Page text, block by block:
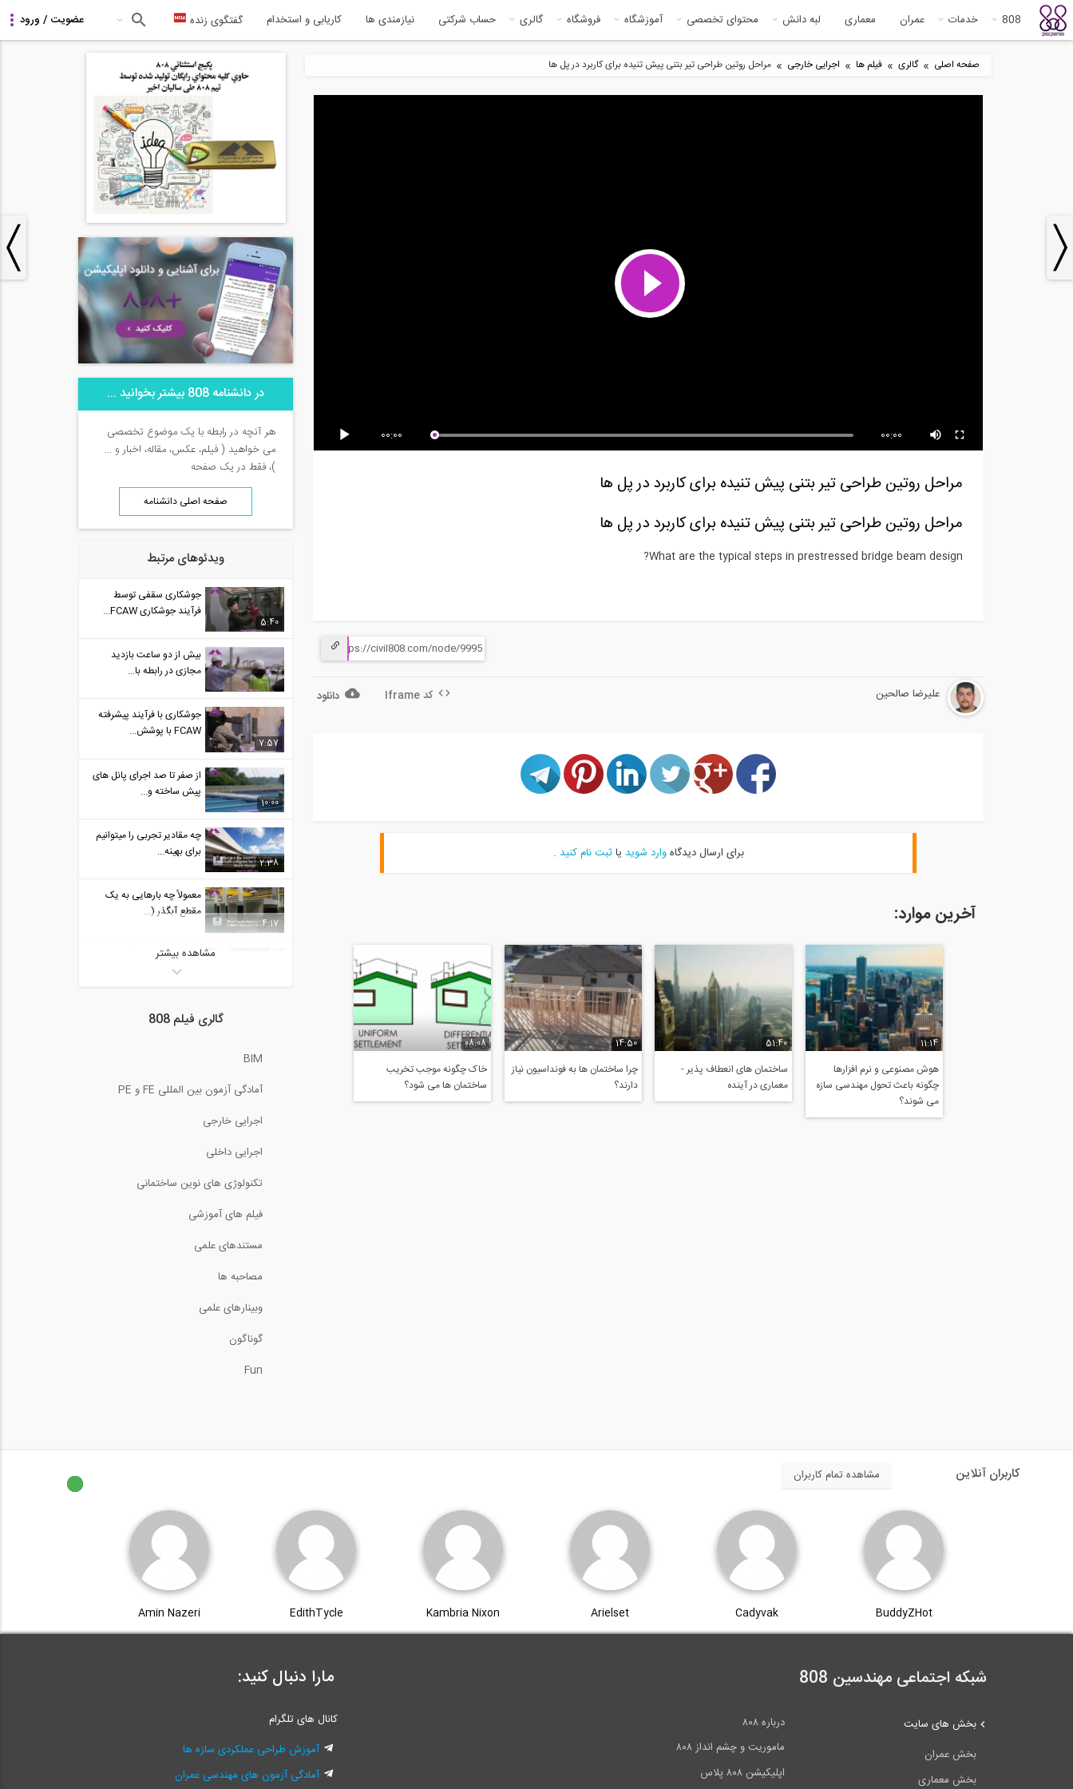
808 خدمات عمران معماری لبه دانش محتوای تخصصی آموزشگاه فروشگاه گالری حساب شرکتی نیازمندی ها کاریابی و استخدام گفتگوی زنده
صفحه اصلی » گالری » فیلم ها » اجرایی خارجی » مراحل روتین طراحی تیر بتنی پیش تنیده برای کاربرد در پل ها
00:00 00:00
مراحل روتین طراحی تیر بتنی پیش تنیده برای کاربرد در پل ها
مراحل روتین طراحی تیر بتنی پیش تنیده برای کاربرد در پل ها
What are the typical steps in prestressed bridge beam design?
دانلود علیرضا صالحین کد Iframe
برای ارسال دیدگاهوارد شوید یاثبت نام کنید .
آخرین موارد:
11:14
هوش مصنوعی و نرم افزارها
چگونه باعث تحول مهندسی سازه
می شوند؟
51:40
ساختمان های انعطاف پذیر -
معماری در آینده
14:50
چرا ساختمان ها به فونداسیون نیاز
دارند؟
08:08
خاک چگونه موجب تخریب
ساختمان ها می شود؟
در دانشنامه 808 بیشتر بخوانید ...
هر آنچه در رابطه با یک موضوع تخصصی
می خواهید ( فیلم، عکس، مقاله، اخبار و ...
)، فقط در یک صفحه
صفحه اصلی دانشنامه
ویدئوهای مرتبط
5:40
جوشکاری سقفی توسط
فرآیند جوشکاری FCAW...
بیش از دو ساعت بازدید
مجازی در رابطه با...
7:57
جوشکاری با فرآیند پیشرفته
FCAW با پوشش...
10:00
از صفر تا صد اجرای پانل های
پیش ساخته و...
2:38
چه مقادیر تجربی را میتوانیم
برای بهینه...
4:17
معمولاً چه بارهایی به یک
مقطع آبگذر (...
نکات آموزشی جلوگیری و
ممانعت از اعوجاع...
مراحل روتین طراحی یک
مقاطع آبگذر (...
بارگذاری 4 نقطه...
جوشکاری با فرآیند...
فیلم آموزشی آموزش
21:58
سری آموزشی، اجرایی
مشاهده بیشتر
گالری فیلم 808
BIM
آمادگی آزمون بین المللی FE و PE
اجرایی خارجی
اجرایی داخلی
تکنولوژی های نوین ساختمانی
فیلم های آموزشی
مستندهای علمی
مصاحبه ها
وبینارهای علمی
گوناگون
Fun
کاربران آنلاین مشاهده تمام کاربران
BuddyZHot
Cadyvak
Arielset
Kambria Nixon
EdithTycle
Amin Nazeri
شبکه اجتماعی مهندسین 808
درباره ۸۰۸
ماموریت و چشم انداز ۸۰۸
اپلیکیشن ۸۰۸ پلاس
بخش های سایت
بخش عمران
بخش معماری
مارا دنبال کنید:
کانال های تلگرام
آموزش طراحی عملکردی سازه ها
آمادگی آزمون های مهندسی عمران